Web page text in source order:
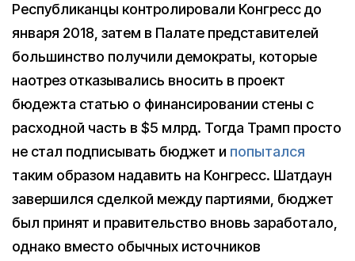
Республиканцы контролировали Конгресс до
января 2018, затем в Палате представителей
большинство получили демократы, которые
наотрез отказывались вносить в проект
бюдежта статью о финансировании стены с
расходной часть в $5 млрд. Тогда Трамп просто
не стал подписывать бюджет и попытался
таким образом надавить на Конгресс. Шатдаун
завершился сделкой между партиями, бюджет
был принят и правительство вновь заработало,
однако вместо обычных источников